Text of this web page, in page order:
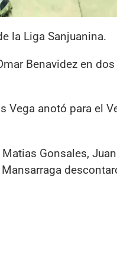
la Liga Sanjuanina.
Benavidez en
Vega anotó para el
Gonsales,